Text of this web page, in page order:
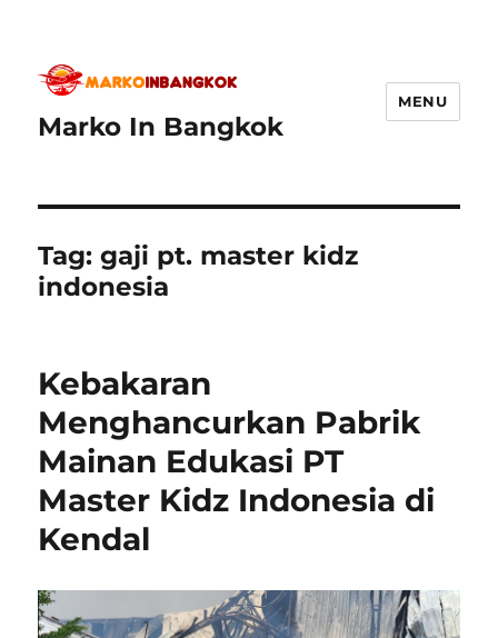
Marko In Bangkok
MENU
Tag:gaji pt. master kidz
indonesia
Kebakaran
Menghancurkan Pabrik
Mainan Edukasi PT
Master Kidz Indonesia di
Kendal